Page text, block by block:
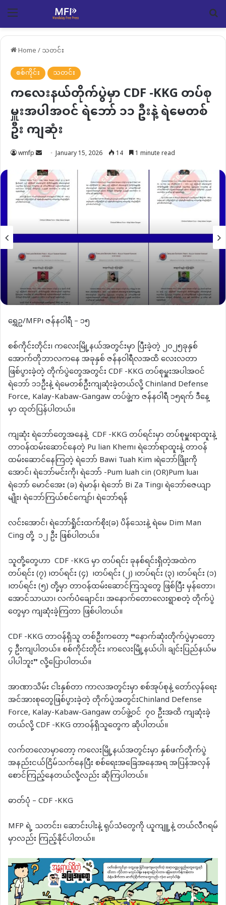
Menu
Home/သတင်း
စစ်ကိုင်း
သတင်း
ကလေးနယ်တိုက်ပွဲမှာ CDF -KKG တပ်စု
မှူးအပါအဝင် ရဲဘော် ၁၁ ဦးနဲ့ ရဲမေတစ်
ဦး ကျဆုံး
wmfp Send
email
January 15, 2026 14 1 minute read
ရွှေဥ/MFP၊ ဇန်နဝါရီ – ၁၅
စစ်ကိုင်းတိုင်း၊ ကလေးမြို့နယ်အတွင်းမှာ ပြီးခဲ့တဲ့ ၂၀၂၅ခုနှစ်
အောက်တိုဘာလကနေ အခုနှစ် ဇန်နဝါရီလအထိ လေးလတာ
ဖြစ်ပွားခဲ့တဲ့ တိုက်ပွဲတွေအတွင်း CDF -KKG တပ်စုမှူးအပါအဝင်
ရဲဘော် ၁၁ဦးနဲ့ ရဲမေတစ်ဦးကျဆုံးခဲ့တယ်လို့ Chinland Defense
Force, Kalay-Kabaw-Gangaw တပ်ဖွဲ့က ဇန်နဝါရီ ၁၅ရက် ဒီနေ့
မှာ ထုတ်ပြန်ပါတယ်။
ကျဆုံး ရဲဘော်တွေအနေနဲ့ CDF -KKG တပ်ရင်းမှာ တပ်စုမှူးရာထူးနဲ့
တာဝန်ထမ်းဆောင်နေတဲ့ Pu lian Khem၊ ရဲဘော်ရာထူးနဲ့ တာဝန်
ထမ်းဆောင်နေကြတဲ့ ရဲဘော် Bawi Tuah Kim ၊ရဲဘော်ဖြိုးကို
အောင်၊ ရဲဘော်မင်းကို၊ ရဲဘော် -Pum luah cin (OR)Pum lua၊
ရဲဘော် မောင်အေး (ခ) ရဲမာန်၊ ရဲဘော် Bi Za Ting၊ ရဲဘော်ဇေယျာ
မျိုး၊ ရဲဘော်ကြယ်စင်ကျော်၊ ရဲဘော်ရန်
လင်းအောင်၊ ရဲဘော်ရှိုင်းထက်စိုး(ခ) ပိန်သေးနဲ့ ရဲမေ Dim Man
Cing တို့ ၁၂ ဦး ဖြစ်ပါတယ်။
သူတို့တွေဟာ CDF -KKG မှာ တပ်ရင်း ခုနစ်ရင်းရှိတဲ့အထဲက
တပ်ရင်း (၇) ၊တပ်ရင်း (၄) ၊တပ်ရင်း (၂) ၊တပ်ရင်း (၃) ၊တပ်ရင်း (၁)
၊တပ်ရင်း (၅) တို့မှာ တာဝန်ထမ်းဆောင်ကြသူတွေ ဖြစ်ပြီး မှန်တော၊
အောင်သာယာ၊ လက်ပံချောင်း၊ အနောက်တောလေးရွာစတဲ့ တိုက်ပွဲ
တွေမှာ ကျဆုံးခဲ့ကြတာ ဖြစ်ပါတယ်။
CDF -KKG တာဝန်ရှိသူ တစ်ဦးကတော့ “နောက်ဆုံးတိုက်ပွဲမှာတော့
၄ ဦးကျပါတယ်။ စစ်ကိုင်းတိုင်း ၊ကလေးမြို့နယ်ပါ၊ ချင်းပြည်နယ်မ
ပါပါဘူး” လို့ပြောပါတယ်။
အာဏာသိမ်း ငါးနှစ်တာ ကာလအတွင်းမှာ စစ်အုပ်စုနဲ့ တော်လှန်ရေး
အင်အားစုတွေဖြစ်ပွားခဲ့တဲ့ တိုက်ပွဲအတွင်းChinland Defense
Force, Kalay-Kabaw-Gangaw တပ်ဖွဲ့ဝင် ၇၀ ဦးအထိ ကျဆုံးခဲ့
တယ်လို့ CDF -KKG တာဝန်ရှိသူတွေက ဆိုပါတယ်။
လက်တလောမှာတော့ ကလေးမြို့နယ်အတွင်းမှာ နှစ်ဖက်တိုက်ပွဲ
အနည်းငယ်ငြိမ်သက်နေပြီး စစ်ရေးအခြေအနေအရ အပြန်အလှန်
စောင်ကြည့်နေတယ်လို့လည်း ဆိုကြပါတယ်။
ဓာတ်ပုံ – CDF -KKG
MFP ရဲ့ သတင်း၊ ဆောင်းပါးနဲ့ ရုပ်သံတွေကို ယူကျူ့နဲ့ တယ်လီဂရမ်
မှာလည်း ကြည့်နိုင်ပါတယ်။